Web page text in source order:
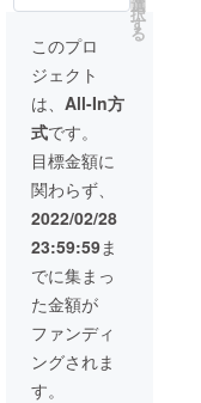
割引価
購入い
ただけ
るこの
機会を
お見逃
しな
く！
ツ向
け、よ
りアク
ティブ
に運動
される
方に最
適
※RE:LO
REはお
客様
ファー
ストと
サステ
ナブル
の観点
から
セール
予定価
格】税
込
23,100
円から
驚愕の
4,100円
OFF！
！ 税込
み、送
料込み
なの
で、非
常にお
買い得
です！
・【リ
ブ有
り】：
択
す
る
このプロ
ジェクト
は、 All-In方
式です。
目標金額に
関わらず、
2022/02/28
23:59:59ま
でに集まっ
た金額が
ファンディ
ングされま
す。